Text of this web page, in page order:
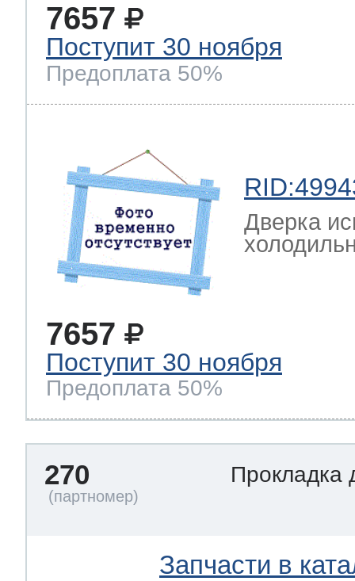
7657
Поступит 30 ноября
Предоплата 50%
Дверка
7657
Поступит 30 ноября
Предоплата 50%
270 Прокладка
Запчасти в